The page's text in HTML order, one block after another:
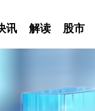
讯 解读 股市